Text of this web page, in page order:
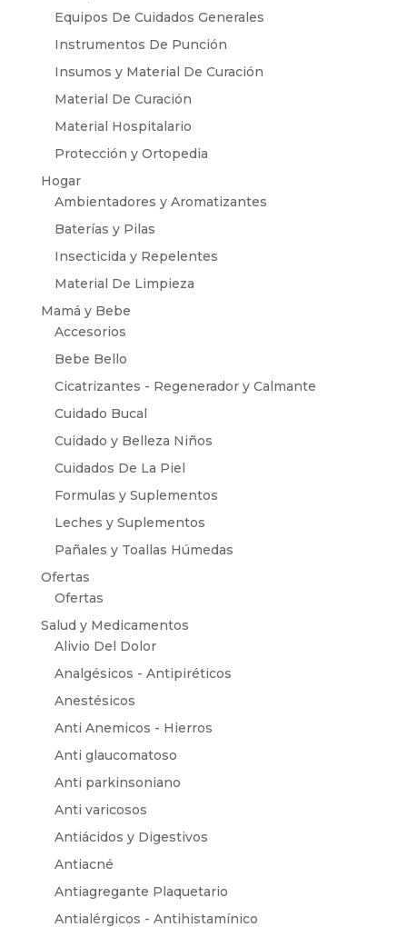
Equipos De Cuidados Generales
Instrumentos De Punción
Insumos y Material De Curación
Material De Curación
Material Hospitalario
Protección y Ortopedia
Hogar
Ambientadores y Aromatizantes
Baterías y Pilas
Insecticida y Repelentes
Material De Limpieza
Mamá y Bebe
Accesorios
Bebe Bello
Cicatrizantes - Regenerador y Calmante
Cuidado Bucal
Cuidado y Belleza Niños
Cuidados De La Piel
Formulas y Suplementos
Leches y Suplementos
Pañales y Toallas Húmedas
Ofertas
Ofertas
Salud y Medicamentos
Alivio Del Dolor
Analgésicos - Antipiréticos
Anestésicos
Anti Anemicos - Hierros
Anti glaucomatoso
Anti parkinsoniano
Anti varicosos
Antiácidos y Digestivos
Antiacné
Antiagregante Plaquetario
Antialérgicos - Antihistamínico